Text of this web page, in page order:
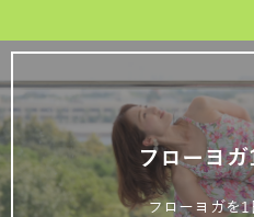
フローヨ
フローヨガを